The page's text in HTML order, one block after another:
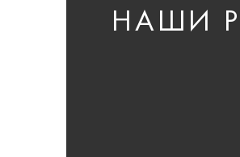
НАШИ